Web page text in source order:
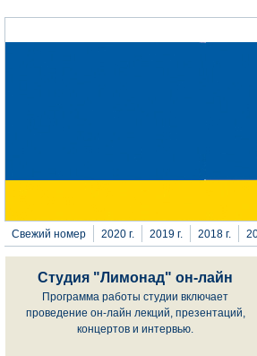
Перейти к основному содержанию
Свежий номер 2020 г. 2019 г. 2018 г.
Студия "Лимонад" он-лайн
Программа работы студии включает
проведение он-лайн лекций, презентаций,
концертов и интервью.